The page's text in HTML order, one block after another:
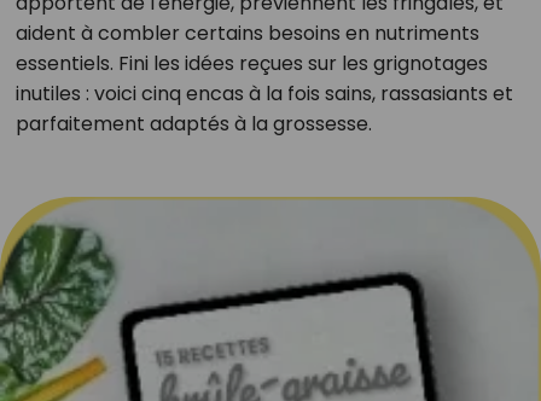
aident à combler certains besoins en nutriments
essentiels. Fini les idées reçues sur les grignotages
inutiles : voici cinq encas à la fois sains, rassasiants et
parfaitement adaptés à la grossesse.